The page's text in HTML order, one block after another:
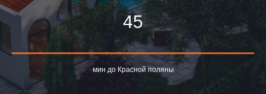
45
мин до Красной поляны